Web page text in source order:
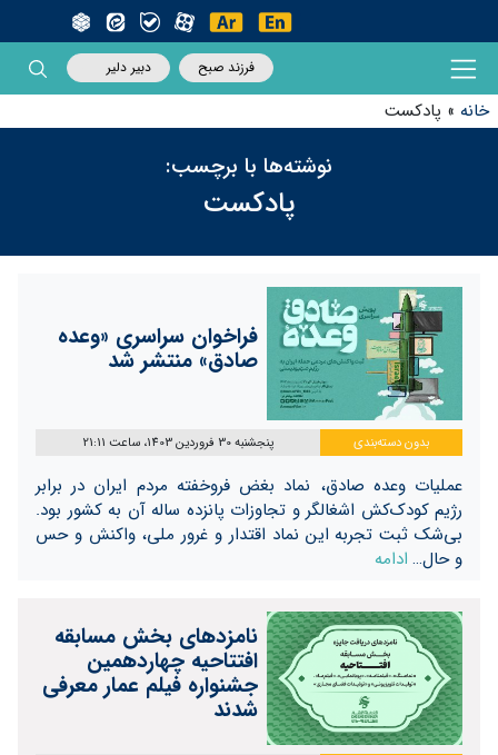
فرزند صبح دبیر دلیر
خانه » پادکست
نوشته‌ها با برچسب:
پادکست
فراخوان سراسری «وعده
صادق» منتشر شد
بدون دسته‌بندی پنجشنبه 30 فروردین 1403، ساعت 21:11
عملیات وعده صادق، نماد بغض فروخفته مردم ایران در برابر
رژیم کودک‌کش اشغالگر و تجاوزات پانزده ساله آن به کشور بود.
بی‌شک ثبت تجربه این نماد اقتدار و غرور ملی، واکنش و حس
و حال… ادامه
نامزدهای بخش مسابقه
افتتاحیه چهاردهمین
جشنواره فیلم عمار معرفی
شدند